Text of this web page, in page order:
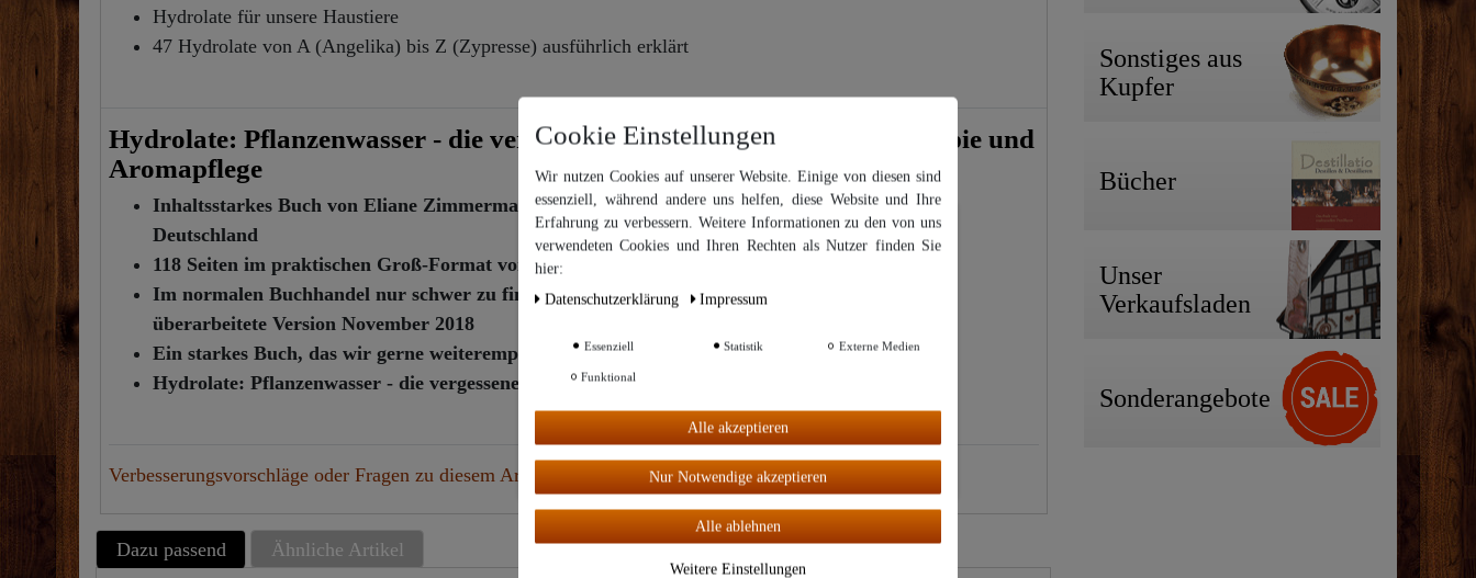
Hydrolate für unsere Haustiere
47 Hydrolate von A (Angelika) bis Z (Zypresse) ausführlich erklärt
Hydrolate: Pflanzenwasser - die vergessene Dimension der Aromatherapie und
Aromapflege
Inhaltsstarkes Buch von Eliane Zimmermann die in Irland etwas weiter gehen darf als wir in
Deutschland
118 Seiten im praktischen Groß-Format von 21 x 21 cm. Quadratisch, Softcover
Im normalen Buchhandel nur schwer zu finden - bei uns sofort ab Lager lieferbar - neueste
überarbeitete Version November 2018
Ein starkes Buch, das wir gerne weiterempfehlen und selber benutzen
Hydrolate: Pflanzenwasser - die vergessene Dimension
Verbesserungsvorschläge oder Fragen zu diesem Artikel
Dazu passend Ähnliche Artikel
Sonstiges aus
Kupfer
Bücher
Unser
Verkaufsladen
Sonderangebote
Wir nutzen Cookies auf unserer Website. Einige von diesen sind
essenziell, während andere uns helfen, diese Website und Ihre
Erfahrung zu verbessern. Weitere Informationen zu den von uns
unsererDaten­schutz­erklärungund unserem
Alle
akzeptiere
n
Cookie Einstellungen
Wir nutzen Cookies auf unserer Website. Einige von diesen sind
essenziell, während andere uns helfen, diese Website und Ihre
Erfahrung zu verbessern. Weitere Informationen zu den von uns
verwendeten Cookies und Ihren Rechten als Nutzer finden Sie
hier:
Daten­schutz­erklärung
Impressum
Essenziell Statistik Externe Medien
Funktional
Alle akzeptieren
Nur Notwendige akzeptieren
Alle ablehnen
Weitere Einstellungen